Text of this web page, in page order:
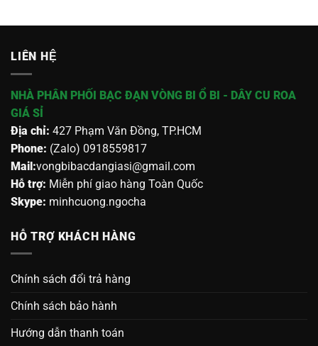
LIÊN HỆ
NHÀ PHÂN PHỐI BẠC ĐẠN VÒNG BI Ổ BI - DÂY CU ROA
GIÁ SỈ
Địa chỉ: 427 Phạm Văn Đồng, TP.HCM
Phone: (Zalo) 0918559817
Mail:vongbibacdangiasi@gmail.com
Hỗ trợ: Miễn phí giao hàng Toàn Quốc
Skype: minhcuong.ngocha
HỖ TRỢ KHÁCH HÀNG
Chính sách đổi trả hàng
Chính sách bảo hành
Hướng dẫn thanh toán